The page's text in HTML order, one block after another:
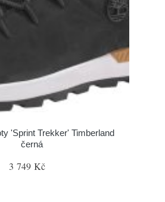
'Sprint Trekker' Timberland
černá
3 749 Kč